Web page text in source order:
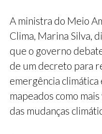
A ministra do Meio
Clima, Marina Silva,
que o governo
de um decreto para
emergência
mapeados como
das mudanças